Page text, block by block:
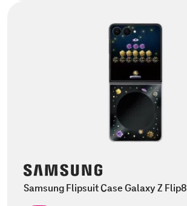
Samsung Flipsuit Case Galaxy Z Flip8